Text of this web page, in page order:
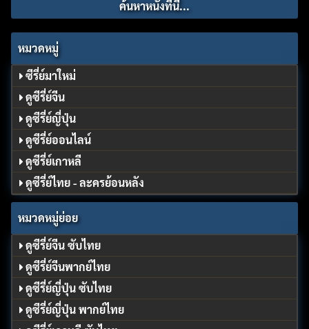
หมวดหมู่
ซีรี่ย์มาใหม่
ดูซีรี่ย์จีน
ดูซีรี่ย์ญี่ปุ่น
ดูซีรี่ย์ออนไลน์
ดูซีรี่ย์เกาหลี
ดูซีรี่ย์ไทย - ละครย้อนหลัง
หมวดหมู่ย่อย
ดูซีรี่ย์จีน ซับไทย
ดูซีรี่ย์จีนพากย์ไทย
ดูซีรี่ย์ญี่ปุ่น ซับไทย
ดูซีรี่ย์ญี่ปุ่น พากย์ไทย